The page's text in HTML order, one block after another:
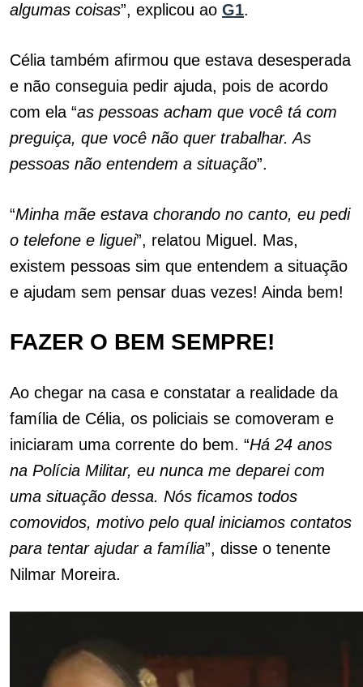
algumas coisas”, explicou ao G1.
Célia também afirmou que estava desesperada
e não conseguia pedir ajuda, pois de acordo
com ela “as pessoas acham que você tá com
preguiça, que você não quer trabalhar. As
pessoas não entendem a situação”.
“Minha mãe estava chorando no canto, eu pedi
o telefone e liguei”, relatou Miguel. Mas,
existem pessoas sim que entendem a situação
e ajudam sem pensar duas vezes! Ainda bem!
FAZER O BEM SEMPRE!
Ao chegar na casa e constatar a realidade da
família de Célia, os policiais se comoveram e
iniciaram uma corrente do bem. “Há 24 anos
na Polícia Militar, eu nunca me deparei com
uma situação dessa. Nós ficamos todos
comovidos, motivo pelo qual iniciamos contatos
para tentar ajudar a família”, disse o tenente
Nilmar Moreira.